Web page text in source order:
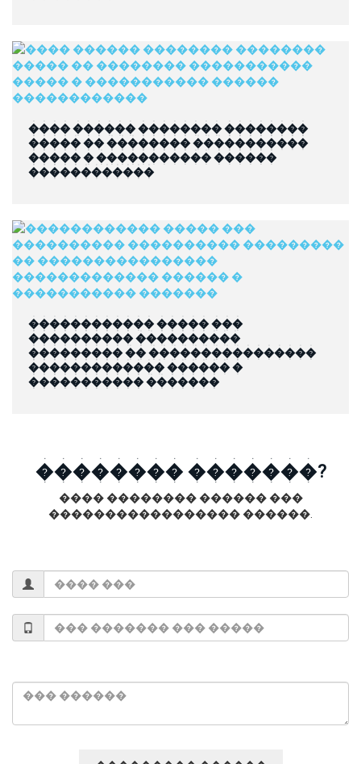
���� ������ �������� ��������
����� �� �������� �����������
����� � ����������� ������
������������
������������ ����� ���
���������� ����������
��������� �� ����������������
������������� ������ �
����������� �������
�������� �������?
���� �������� ������ ���
����������������� ������.